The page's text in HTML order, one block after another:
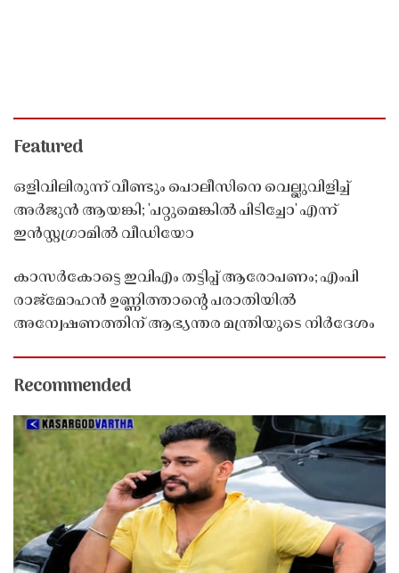
Featured
ഒളിവിലിരുന്ന് വീണ്ടും പൊലീസിനെ വെല്ലുവിളിച്ച്
അർജുൻ ആയങ്കി; 'പറ്റുമെങ്കിൽ പിടിച്ചോ' എന്ന്
ഇൻസ്റ്റഗ്രാമിൽ വീഡിയോ
കാസർകോട്ടെ ഇവിഎം തട്ടിപ്പ് ആരോപണം; എംപി
രാജ്‌മോഹൻ ഉണ്ണിത്താന്റെ പരാതിയിൽ
അന്വേഷണത്തിന് ആഭ്യന്തര മന്ത്രിയുടെ നിർദേശം
Recommended